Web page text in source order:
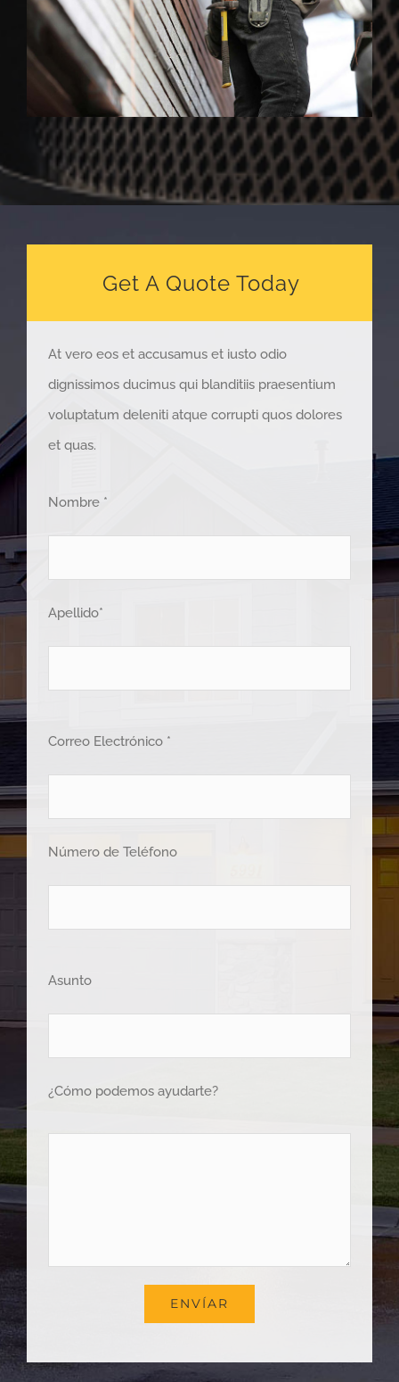
Get A Quote Today
At vero eos et accusamus et iusto odio
dignissimos ducimus qui blanditiis praesentium
voluptatum deleniti atque corrupti quos dolores
et quas.
Nombre *
Apellido*
Correo Electrónico *
Número de Teléfono
Asunto
¿Cómo podemos ayudarte?